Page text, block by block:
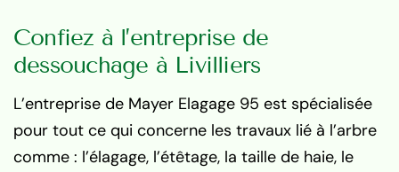
Confiez à l’entreprise de
dessouchage à Livilliers
L’entreprise de Mayer Elagage 95 est spécialisée
pour tout ce qui concerne les travaux lié à l’arbre
comme : l’élagage, l’étêtage, la taille de haie, le